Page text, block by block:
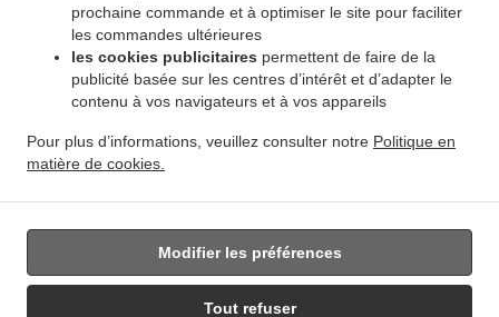
prochaine commande et à optimiser le site pour faciliter
les commandes ultérieures
les cookies publicitaires permettent de faire de la
publicité basée sur les centres d’intérêt et d’adapter le
contenu à vos navigateurs et à vos appareils
Pour plus d’informations, veuillez consulter notre Politique en
matière de cookies.
Tout refuser
Modifier les préférences
Middlechurch . Livraison de plats cuisinés African Food Winnipeg Vermette . Livraison de
.
Livraison de plats cuisinés African Food East Saint Paul Ki l- Cona Park Livraison
de plats cuisinés African Food East Saint Paul . Livraison de plats cuisinés African Food
cuisinés African Food Traverse Bay